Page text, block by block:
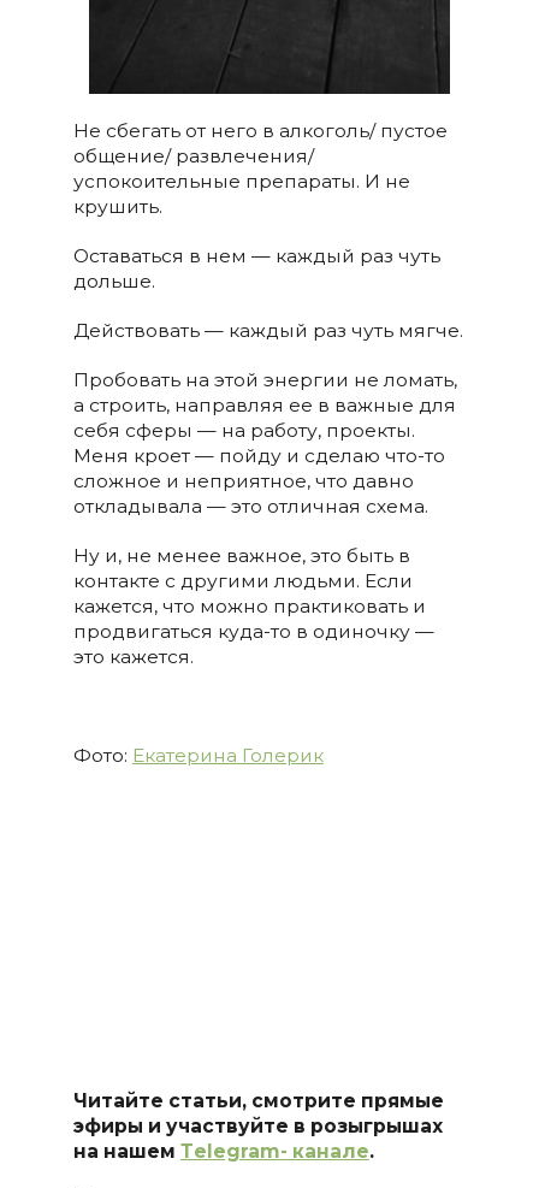
Не сбегать от него в алкоголь/ пустое
общение/ развлечения/
успокоительные препараты. И не
крушить.
Оставаться в нем — каждый раз чуть
дольше.
Действовать — каждый раз чуть мягче.
Пробовать на этой энергии не ломать,
а строить, направляя ее в важные для
себя сферы — на работу, проекты.
Меня кроет — пойду и сделаю что-то
сложное и неприятное, что давно
откладывала — это отличная схема.
Ну и, не менее важное, это быть в
контакте с другими людьми. Если
кажется, что можно практиковать и
продвигаться куда-то в одиночку —
это кажется.
Фото: Екатерина Голерик
Читайте статьи, смотрите прямые
эфиры и участвуйте в розыгрышах
на нашем Тelegram- канале.